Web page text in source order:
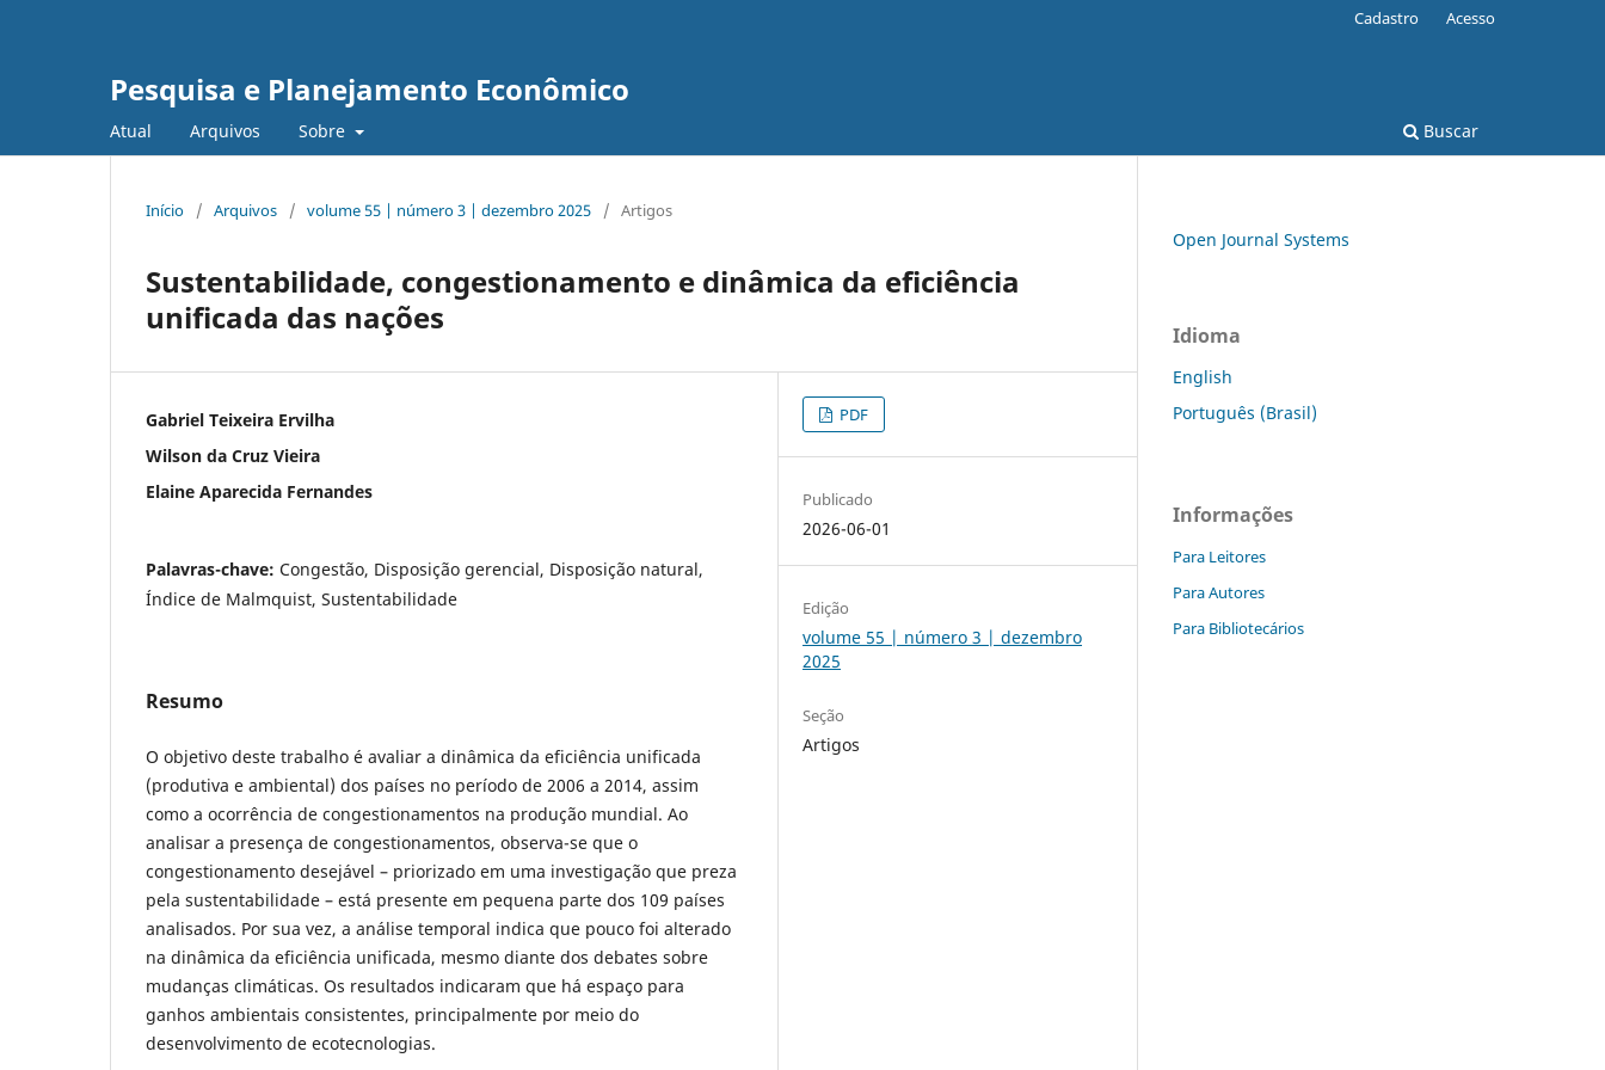
Pesquisa e Planejamento Econômico
Atual Arquivos Sobre Buscar
Cadastro Acesso
Início / Arquivos / volume 55 | número 3 | dezembro 2025 / Artigos
Sustentabilidade, congestionamento e dinâmica da eficiência
unificada das nações
Gabriel Teixeira Ervilha
Wilson da Cruz Vieira
Elaine Aparecida Fernandes
Palavras-chave: Congestão, Disposição gerencial, Disposição natural,
Índice de Malmquist, Sustentabilidade
Resumo
O objetivo deste trabalho é avaliar a dinâmica da eficiência unificada
(produtiva e ambiental) dos países no período de 2006 a 2014, assim
como a ocorrência de congestionamentos na produção mundial. Ao
analisar a presença de congestionamentos, observa-se que o
congestionamento desejável – priorizado em uma investigação que preza
pela sustentabilidade – está presente em pequena parte dos 109 países
analisados. Por sua vez, a análise temporal indica que pouco foi alterado
na dinâmica da eficiência unificada, mesmo diante dos debates sobre
mudanças climáticas. Os resultados indicaram que há espaço para
ganhos ambientais consistentes, principalmente por meio do
desenvolvimento de ecotecnologias.
PDF
Publicado
2026-06-01
Edição
volume 55 | número 3 | dezembro
2025
Seção
Artigos
Open Journal Systems
Idioma
English
Português (Brasil)
Informações
Para Leitores
Para Autores
Para Bibliotecários